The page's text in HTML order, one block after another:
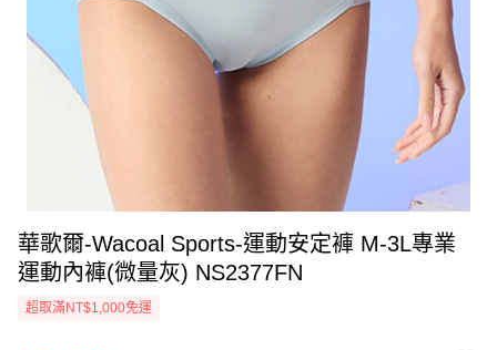
華歌爾-Wacoal Sports-運動安定褲 M-3L專業
運動內褲(微量灰) NS2377FN
超取滿NT$1,000免運